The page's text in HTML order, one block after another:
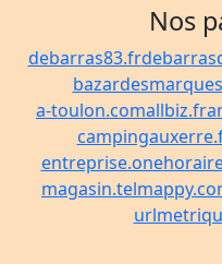
Nos
debarras83.fr
a-toulon.comallbiz.fr
entreprise.one
magasin.tel